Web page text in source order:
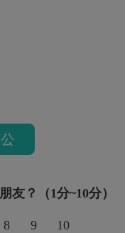
友？（1分~10分）
8 9 10